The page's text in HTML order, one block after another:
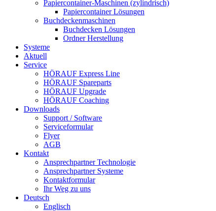
Papiercontainer-Maschinen (zylindrisch)
Papiercontainer Lösungen
Buchdeckenmaschinen
Buchdecken Lösungen
Ordner Herstellung
Systeme
Aktuell
Service
HÖRAUF Express Line
HÖRAUF Spareparts
HÖRAUF Upgrade
HÖRAUF Coaching
Downloads
Support / Software
Serviceformular
Flyer
AGB
Kontakt
Ansprechpartner Technologie
Ansprechpartner Systeme
Kontaktformular
Ihr Weg zu uns
Deutsch
Englisch